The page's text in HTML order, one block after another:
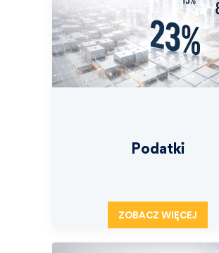
Podatki
ZOBACZ WIĘCEJ